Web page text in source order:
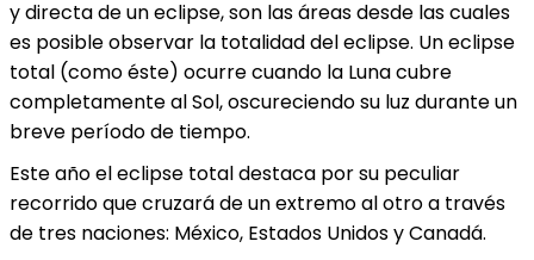
y directa de un eclipse, son las áreas desde las cuales
es posible observar la totalidad del eclipse. Un eclipse
total (como éste) ocurre cuando la Luna cubre
completamente al Sol, oscureciendo su luz durante un
breve período de tiempo.
Este año el eclipse total destaca por su peculiar
recorrido que cruzará de un extremo al otro a través
de tres naciones: México, Estados Unidos y Canadá.